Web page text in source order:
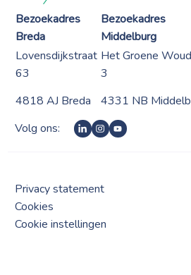
Bezoekadres
Breda
Bezoekadres
Middelburg
Lovensdijkstraat
63
Het Groene
3
4818 AJ Breda
4331 NB
Volg ons:
Privacy statement
Cookies
Cookie instellingen